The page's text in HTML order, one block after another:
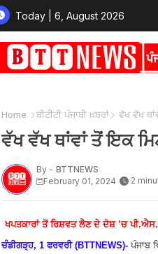
Today | 6, August 2026
Home ਬੀਟੀਟੀ ਪੰਜਾਬੀ ਖ਼ਬਰਾਂ ਵੱਖ ਵੱਖ
ਵੱਖ ਵੱਖ ਥਾਂਵਾਂ ਤੋਂ ਇਕ
By - BTTNEWS
February 01, 2024
2
ਖਪਤਕਾਰਾਂ ਤੋਂ ਰਿਸ਼ਵਤ ਲੈਣ ਦੇ ਦੋਸ਼ ’ਚ
ਚੰਡੀਗੜ੍ਹ, 1 ਫਰਵਰੀ (BTTNEWS)- ਪੰਜਾਬ